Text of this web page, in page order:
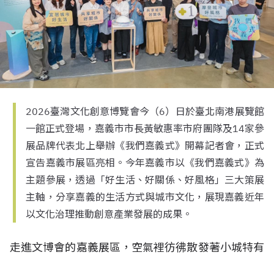
2026臺灣文化創意博覽會今（6）日於臺北南港展覽館
一館正式登場，嘉義市市長黃敏惠率市府團隊及14家參
展品牌代表北上舉辦《我們嘉義式》開幕記者會，正式
宣告嘉義市展區亮相。今年嘉義市以《我們嘉義式》為
主題參展，透過「好生活、好關係、好風格」三大策展
主軸，分享嘉義的生活方式與城市文化，展現嘉義近年
以文化治理推動創意產業發展的成果。
走進文博會的嘉義展區，空氣裡彷彿散發著小城特有